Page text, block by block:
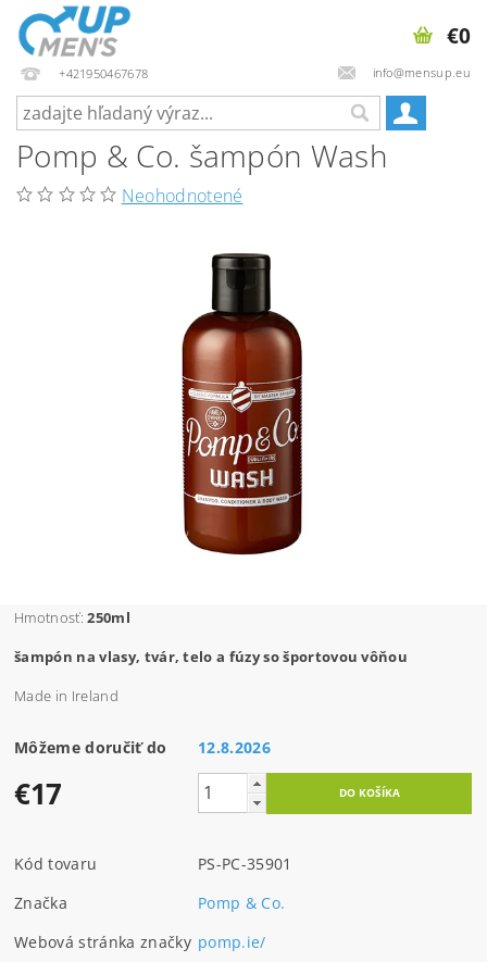
+421950467678 info@mensup.eu
€0
Pomp & Co. šampón Wash
Neohodnotené
Hmotnosť:250ml
šampón na vlasy, tvár, telo a fúzy so športovou vôňou
Made in Ireland
Môžeme doručiť do 12.8.2026
€17
Kód tovaru
PS-PC-35901
Značka
Pomp & Co.
Webová stránka značky pomp.ie/